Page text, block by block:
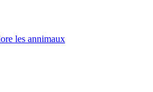
les annimaux